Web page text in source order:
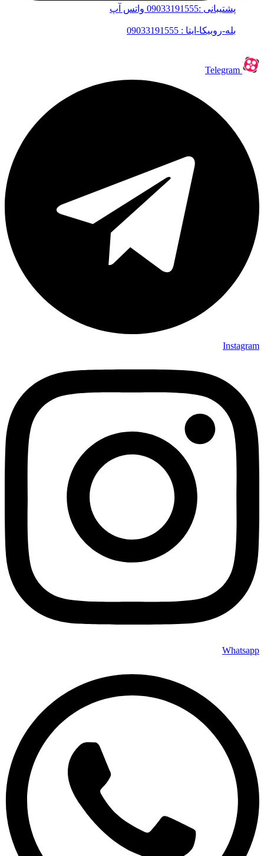
پشتیبانی :09033191555 واتس آپ
بله-روبیکا-ایتا : 09033191555
Telegram
Instagram
Whatsapp